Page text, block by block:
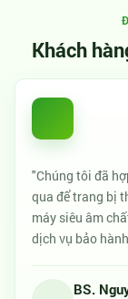
Khách
"Chúng tôi đã
qua để trang bị
máy siêu âm
dịch vụ bảo
BS.